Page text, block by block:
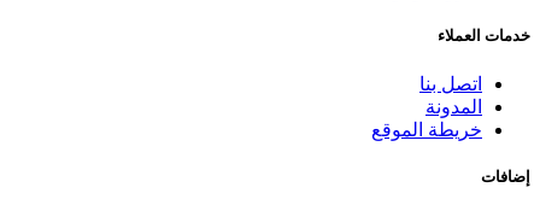
خدمات العملاء
اتصل بنا
المدونة
خريطة الموقع
إضافات